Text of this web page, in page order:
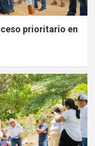
prioritario en